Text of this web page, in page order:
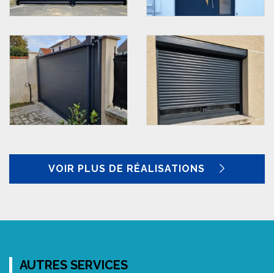
VOIR PLUS DE RÉALISATIONS
AUTRES SERVICES